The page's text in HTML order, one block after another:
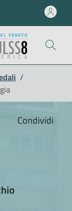
/
Condividi